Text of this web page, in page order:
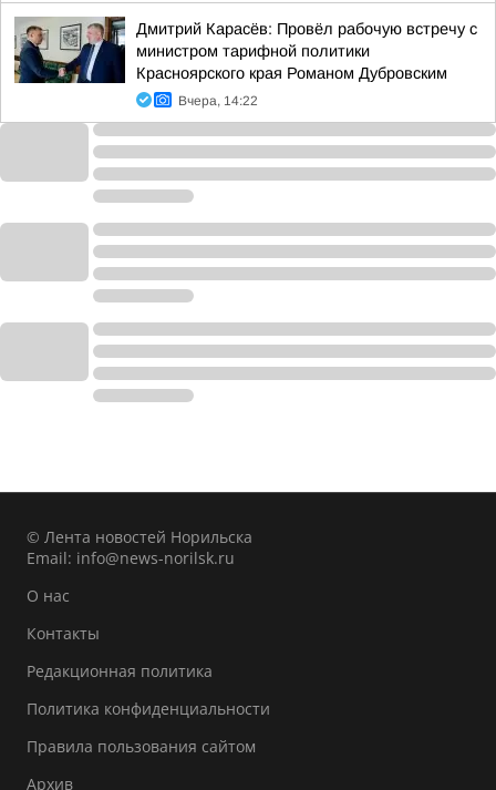
Дмитрий Карасёв: Провёл рабочую встречу с
министром тарифной политики
Красноярского края Романом Дубровским
Вчера, 14:22
© Лента новостей Норильска
Email: info@news-norilsk.ru
О нас
Контакты
Редакционная политика
Политика конфиденциальности
Правила пользования сайтом
Архив